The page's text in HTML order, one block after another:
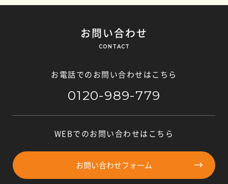
お問い合わせ
CONTACT
お電話でのお問い合わせはこちら
0120-989-779
WEBでのお問い合わせはこちら
お問い合わせフォーム